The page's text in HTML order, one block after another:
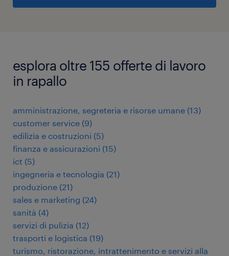
esplora oltre 155 offerte di lavoro
in rapallo
amministrazione, segreteria e risorse umane (13)
customer service (9)
edilizia e costruzioni (5)
finanza e assicurazioni (15)
ict (5)
ingegneria e tecnologia (21)
produzione (21)
sales e marketing (24)
sanità (4)
servizi di pulizia (12)
trasporti e logistica (19)
turismo, ristorazione, intrattenimento e servizi alla